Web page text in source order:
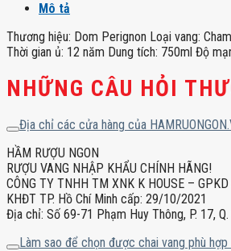
Mô tả
Thương hiệu: Dom Perignon Loại vang:
Thời gian ủ: 12 năm Dung tích: 750ml Độ
NHỮNG CÂU HỎI
Địa chỉ các cửa hàng của
HẦM RƯỢU NGON
RƯỢU VANG NHẬP KHẨU CHÍNH HÃNG!
CÔNG TY TNHH TM XNK K HOUSE –
KHĐT TP. Hồ Chí Minh cấp: 29/10/2021
Địa chỉ: Số 69-71 Phạm Huy Thông, P. 17,
Làm sao để chọn được chai vang phù hợp